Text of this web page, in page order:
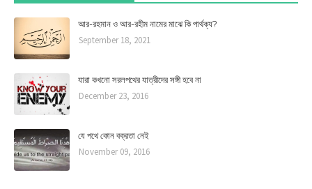
আর-রহমান ও আর-রহীম নামের মাঝে কি পার্থক্য?
September 18, 2021
যারা কখনো সরলপথের যাত্রীদের সঙ্গী হবে না
December 23, 2016
যে পথে কোন বক্রতা নেই
November 09, 2016